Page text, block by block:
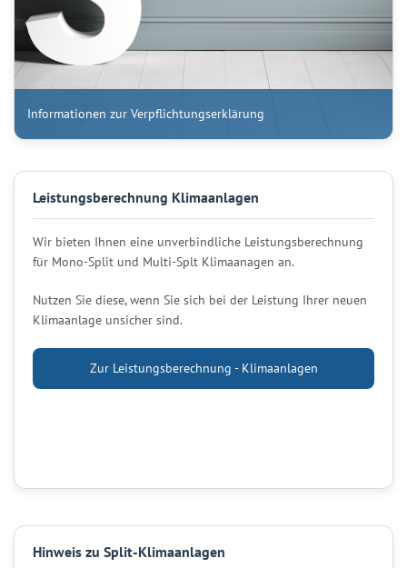
Informationen zur Verpflichtungserklärung
Leistungsberechnung Klimaanlagen
Wir bieten Ihnen eine unverbindliche Leistungsberechnung
für Mono-Split und Multi-Splt Klimaanagen an.
Nutzen Sie diese, wenn Sie sich bei der Leistung Ihrer neuen
Klimaanlage unsicher sind.
Zur Leistungsberechnung - Klimaanlagen
Hinweis zu Split-Klimaanlagen